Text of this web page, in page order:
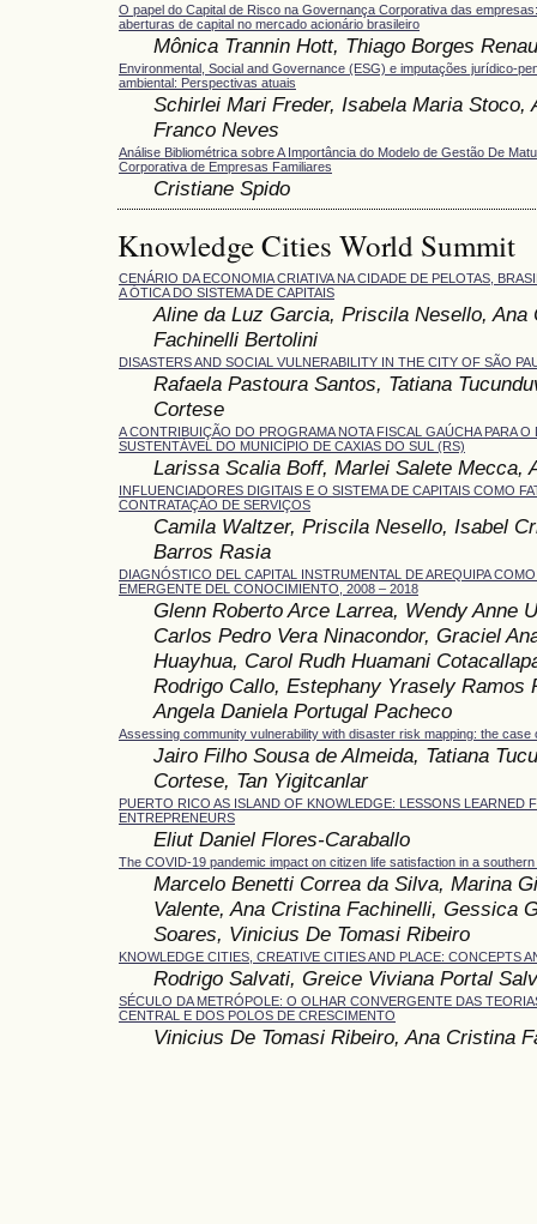
O papel do Capital de Risco na Governança Corporativa das
aberturas de capital no mercado acionário brasileiro
Mônica Trannin Hott, Thiago Borges
Environmental, Social and Governance (ESG) e imputações jurídico-
ambiental: Perspectivas atuais
Schirlei Mari Freder, Isabela Maria Stoco,
Franco Neves
Análise Bibliométrica sobre A Importância do Modelo de Gestão De
Corporativa de Empresas Familiares
Cristiane Spido
Knowledge Cities World Summit
CENÁRIO DA ECONOMIA CRIATIVA NA CIDADE DE PELOTAS,
A ÓTICA DO SISTEMA DE CAPITAIS
Aline da Luz Garcia, Priscila Nesello, Ana
Fachinelli Bertolini
DISASTERS AND SOCIAL VULNERABILITY IN THE CITY OF SÃO
Rafaela Pastoura Santos, Tatiana
Cortese
A CONTRIBUIÇÃO DO PROGRAMA NOTA FISCAL GAÚCHA PARA O
SUSTENTÁVEL DO MUNICÍPIO DE CAXIAS DO SUL (RS)
Larissa Scalia Boff, Marlei Salete Mecca,
INFLUENCIADORES DIGITAIS E O SISTEMA DE CAPITAIS COMO
CONTRATAÇÃO DE SERVIÇOS
Camila Waltzer, Priscila Nesello, Isabel
Barros Rasia
DIAGNÓSTICO DEL CAPITAL INSTRUMENTAL DE AREQUIPA
EMERGENTE DEL CONOCIMIENTO, 2008 – 2018
Glenn Roberto Arce Larrea, Wendy Anne
Carlos Pedro Vera Ninacondor, Graciel
Huayhua, Carol Rudh Huamani
Rodrigo Callo, Estephany Yrasely Ramos
Angela Daniela Portugal Pacheco
Assessing community vulnerability with disaster risk mapping: the case
Jairo Filho Sousa de Almeida, Tatiana
Cortese, Tan Yigitcanlar
PUERTO RICO AS ISLAND OF KNOWLEDGE: LESSONS LEARNED
ENTREPRENEURS
Eliut Daniel Flores-Caraballo
The COVID-19 pandemic impact on citizen life satisfaction in a
Marcelo Benetti Correa da Silva, Marina
Valente, Ana Cristina Fachinelli, Gessica
Soares, Vinicius De Tomasi Ribeiro
KNOWLEDGE CITIES, CREATIVE CITIES AND PLACE: CONCEPTS
Rodrigo Salvati, Greice Viviana Portal
SÉCULO DA METRÓPOLE: O OLHAR CONVERGENTE DAS
CENTRAL E DOS POLOS DE CRESCIMENTO
Vinicius De Tomasi Ribeiro, Ana Cristina